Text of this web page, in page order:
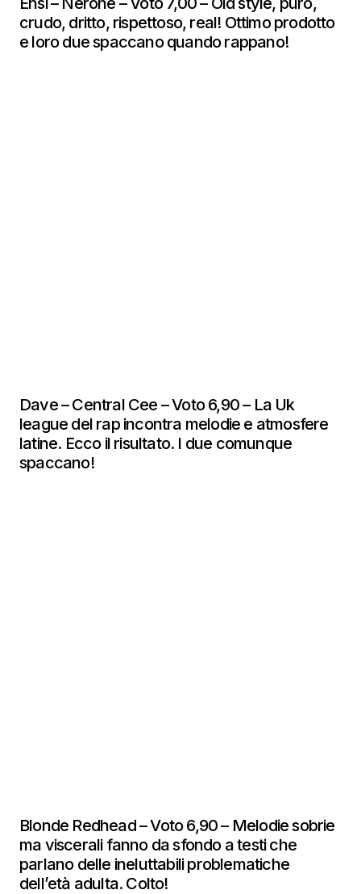
crudo, dritto, rispettoso, real! Ottimo prodotto
e loro due spaccano quando rappano!
Dave – Central Cee – Voto 6,90 – La Uk
league del rap incontra melodie e atmosfere
latine. Ecco il risultato. I due comunque
spaccano!
Blonde Redhead – Voto 6,90 – Melodie sobrie
ma viscerali fanno da sfondo a testi che
parlano delle ineluttabili problematiche
dell’età adulta. Colto!